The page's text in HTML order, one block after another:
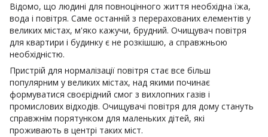
повітря
Відомо, що людині для повноцінного життя необхідна їжа,
вода і повітря. Саме останній з перерахованих елементів у
великих містах, м'яко кажучи, брудний. Очищувач повітря
для квартири і будинку є не розкішшю, а справжньою
необхідністю.
Пристрій для нормалізації повітря стає все більш
популярним у великих містах, над якими починає
формуватися своєрідний смог з вихлопних газів і
промислових відходів. Очищувачі повітря для дому стануть
справжнім порятунком для маленьких дітей, які
проживають в центрі таких міст.